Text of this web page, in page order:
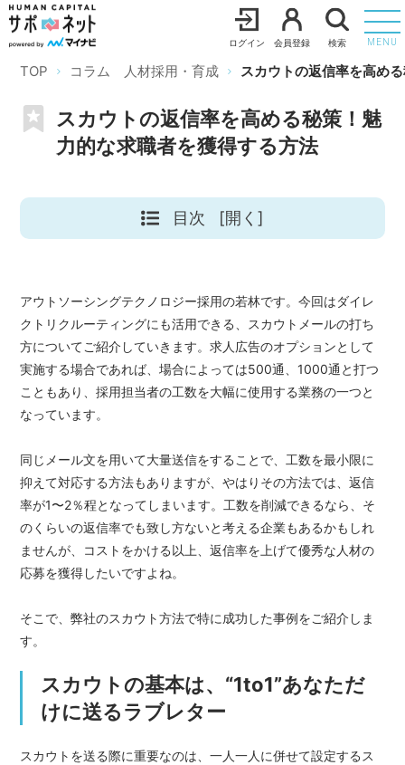
ログイン 会員登録 検索 MENU
TOP コラム 人材採用・育成 スカウトの返信率を高め
スカウトの返信率を高める秘策！魅
力的な求職者を獲得する方法
目次 [開く]
アウトソーシングテクノロジー採用の若林です。今回はダイレ
クトリクルーティングにも活用できる、スカウトメールの打ち
方についてご紹介していきます。求人広告のオプションとして
実施する場合であれば、場合によっては500通、1000通と打つ
こともあり、採用担当者の工数を大幅に使用する業務の一つと
なっています。
同じメール文を用いて大量送信をすることで、工数を最小限に
抑えて対応する方法もありますが、やはりその方法では、返信
率が1〜2％程となってしまいます。工数を削減できるなら、そ
のくらいの返信率でも致し方ないと考える企業もあるかもしれ
ませんが、コストをかける以上、返信率を上げて優秀な人材の
応募を獲得したいですよね。
そこで、弊社のスカウト方法で特に成功した事例をご紹介しま
す。
スカウトの基本は、“1to1”あなただ
けに送るラブレター
スカウトを送る際に重要なのは、一人一人に併せて設定するス